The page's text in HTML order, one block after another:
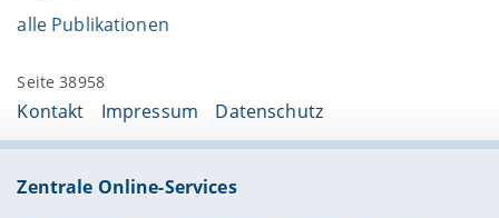
alle Publikationen
Seite 38958
Kontakt Impressum Datenschutz
Zentrale Online-Services